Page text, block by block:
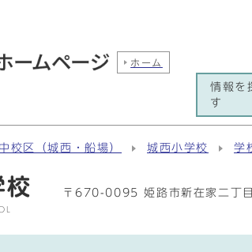
ホーム
情報を
す
校区（城西・船場） 城西小学校 学
校 〒670-0095 姫路市新在家二丁